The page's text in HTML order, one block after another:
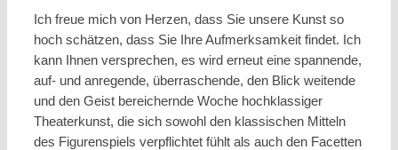
Ich freue mich von Herzen, dass Sie unsere Kunst so
hoch schätzen, dass Sie Ihre Aufmerksamkeit findet. Ich
kann Ihnen versprechen, es wird erneut eine spannende,
auf- und anregende, überraschende, den Blick weitende
und den Geist bereichernde Woche hochklassiger
Theaterkunst, die sich sowohl den klassischen Mitteln
des Figurenspiels verpflichtet fühlt als auch den Facetten